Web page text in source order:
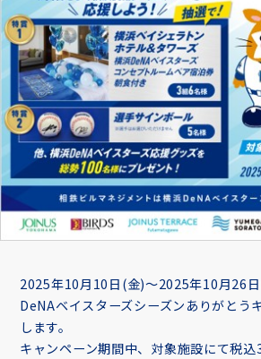
2025年10月10日(金)～2025年10月26
DeNAベイスターズシーズンありがとう
します。
キャンペーン期間中、対象施設にて税